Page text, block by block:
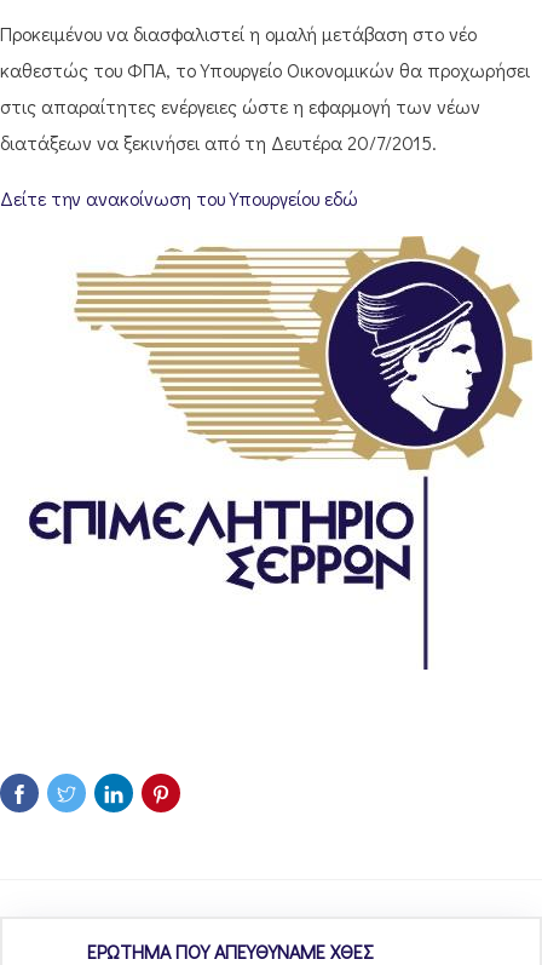
Προκειμένου να διασφαλιστεί η ομαλή μετάβαση στο νέο
καθεστώς του ΦΠΑ, το Υπουργείο Οικονομικών θα προχωρήσει
στις απαραίτητες ενέργειες ώστε η εφαρμογή των νέων
διατάξεων να ξεκινήσει από τη Δευτέρα 20/7/2015.
Δείτε την ανακοίνωση του Υπουργείου εδώ
ΕΡΩΤΗΜΑ ΠΟΥ ΑΠΕΥΘΥΝΑΜΕ ΧΘΕΣ